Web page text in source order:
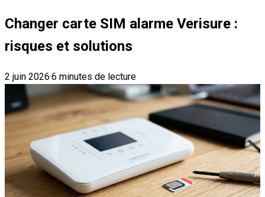
Changer carte SIM alarme Verisure :
risques et solutions
2 juin 2026·6 minutes de lecture